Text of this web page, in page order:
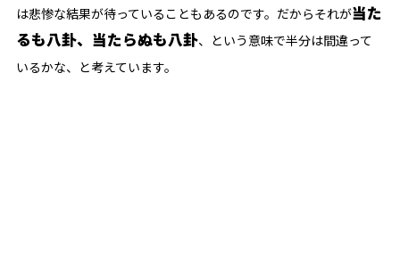
は悲惨な結果が待っていることもあるのです。だからそれが当た
るも八卦、当たらぬも八卦、という意味で半分は間違って
いるかな、と考えています。